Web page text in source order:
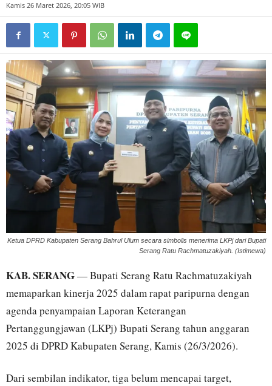
Kamis 26 Maret 2026, 20:05 WIB
Ketua DPRD Kabupaten Serang Bahrul Ulum secara simbolis menerima LKPj dari Bupati
Serang Ratu Rachmatuzakiyah. (Istimewa)
KAB. SERANG— Bupati Serang Ratu Rachmatuzakiyah
memaparkan kinerja 2025 dalam rapat paripurna dengan
agenda penyampaian Laporan Keterangan
Pertanggungjawan (LKPj) Bupati Serang tahun anggaran
2025 di DPRD Kabupaten Serang, Kamis (26/3/2026).
Dari sembilan indikator, tiga belum mencapai target,